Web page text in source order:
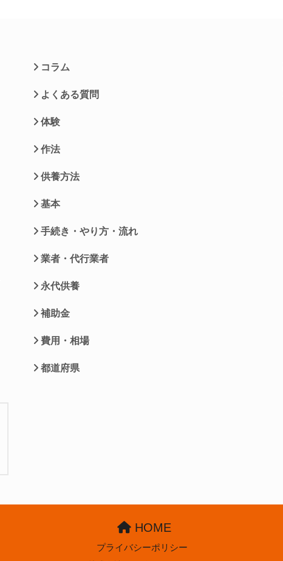
コラム
よくある質問
体験
作法
供養方法
基本
手続き・やり方・流れ
業者・代行業者
永代供養
補助金
費用・相場
都道府県
HOME
プライバシーポリシー